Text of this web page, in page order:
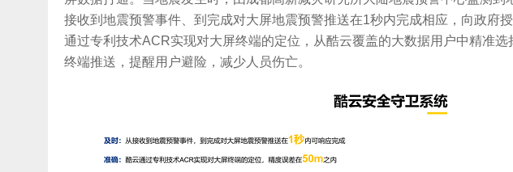
接收到地震预警事件、到完成对大屏地震预警推送在1秒内完成相应，向政府
通过专利技术ACR实现对大屏终端的定位，从酷云覆盖的大数据用户中精准选
终端推送，提醒用户避险，减少人员伤亡。